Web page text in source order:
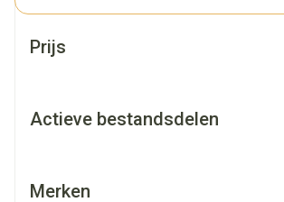
Prijs
Actieve bestandsdelen
Merken